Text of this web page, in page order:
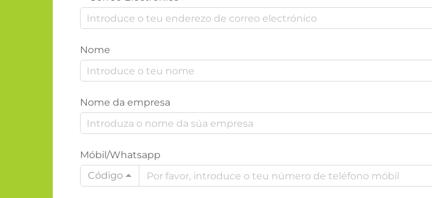
Nome
Nome da empresa
Móbil/Whatsapp
Código